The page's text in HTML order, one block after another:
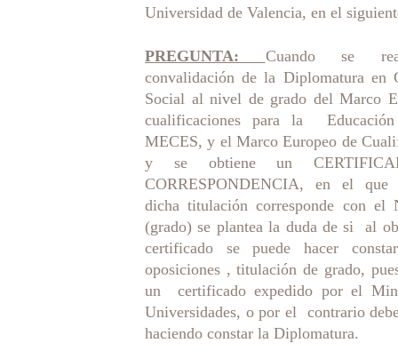
Universidad de Valencia, en el
PREGUNTA: Cuando se
convalidación de la Diplomatura en
Social al nivel de grado del Marco
cualificaciones para la Educación
MECES, y el Marco Europeo de
y se obtiene un
CORRESPONDENCIA, en el que
dicha titulación corresponde con
(grado) se plantea la duda de si al
certificado se puede hacer
oposiciones , titulación de grado,
un certificado expedido por el
Universidades, o por el contrario
haciendo constar la Diplomatura.